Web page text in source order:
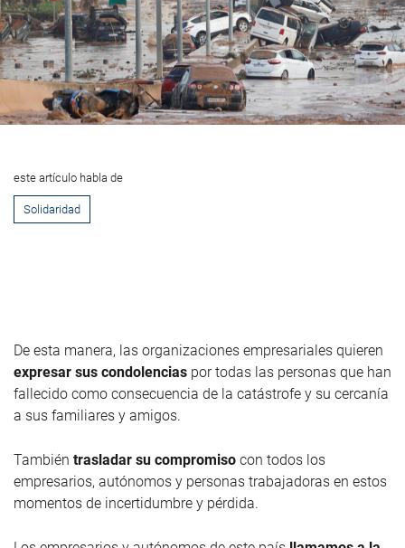
este artículo habla de
Solidaridad
De esta manera, las organizaciones empresariales quieren
expresar sus condolencias por todas las personas que han
fallecido como consecuencia de la catástrofe y su cercanía
a sus familiares y amigos.
También trasladar su compromiso con todos los
empresarios, autónomos y personas trabajadoras en estos
momentos de incertidumbre y pérdida.